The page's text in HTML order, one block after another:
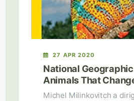
27 APR 2020
National
Animals That
Michel Milinkovitch a